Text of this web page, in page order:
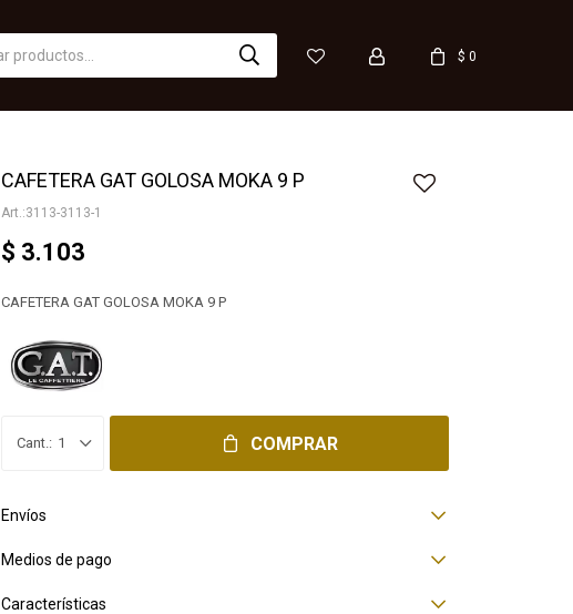
$ 0
CAFETERA GAT GOLOSA MOKA 9 P
3113-3113-1
$ 3.103
CAFETERA GAT GOLOSA MOKA 9 P
1 COMPRAR
Envíos
Medios de pago
Características